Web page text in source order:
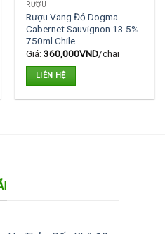
RƯỢU
Rượu Vang Đỏ Dogma
Cabernet Sauvignon 13.5%
750ml Chile
Giá: 360,000VND/chai
LIÊN HỆ